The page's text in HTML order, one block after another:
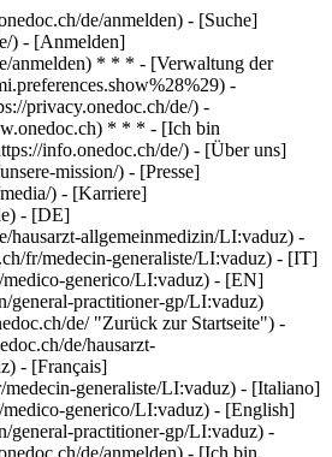
de/anmelden) - [Suche]
) - [Anmelden]
anmelden) * * * - [Verwaltung der
-
privacy.onedoc.ch/de/) -
* * * - [Ich bin
info.onedoc.ch/de/) - [Über uns]
mission/) - [Presse]
) - [Karriere]
- [DE]
hausarzt-allgemeinmedizin/LI:vaduz) -
fr/medecin-generaliste/LI:vaduz) - [IT]
generico/LI:vaduz) - [EN]
general-practitioner-gp/LI:vaduz)
de/ "Zurück zur Startseite") -
de/hausarzt-
- [Français]
generaliste/LI:vaduz) - [Italiano]
generico/LI:vaduz) - [English]
general-practitioner-gp/LI:vaduz) -
de/anmelden) - [Ich bin